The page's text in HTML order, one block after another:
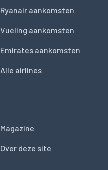
Ryanair aankomsten
Vueling aankomsten
Emirates aankomsten
Alle airlines
Magazine
Over deze site